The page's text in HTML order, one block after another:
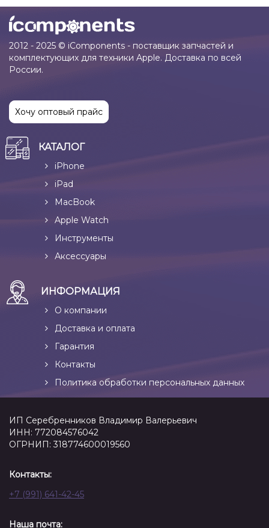
2012 - 2025 © iComponents - поставщик запчастей и
комплектующих для техники Apple. Доставка по всей
России.
Хочу оптовый прайс
КАТАЛОГ
iPhone
iPad
MacBook
Apple Watch
Инструменты
Аксессуары
ИНФОРМАЦИЯ
О компании
Доставка и оплата
Гарантия
Контакты
Политика обработки персональных данных
ИП Серебренников Владимир Валерьевич
ИНН: 772084576042
ОГРНИП: 318774600019560
Контакты:
+7 (991) 641-42-45
Наша почта: